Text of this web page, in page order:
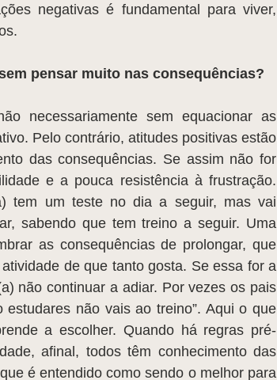
negativas é fundamental para viver,
pensar muito nas consequências?
Pelo contrário, atitudes positivas estão
das consequências. Se assim não for
e a pouca resistência à frustração.
tem um teste no dia a seguir, mas vai
sabendo que tem treino a seguir. Uma
as consequências de prolongar, que
de que tanto gosta. Se essa for a
não continuar a adiar. Por vezes os pais
não vais ao treino”. Aqui o que
a escolher. Quando há regras pré-
afinal, todos têm conhecimento das
é entendido como sendo o melhor para